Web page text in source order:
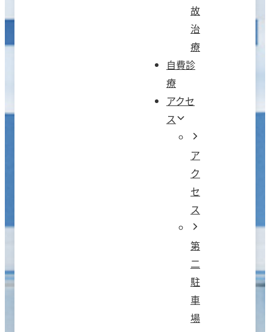
故
治
療
自費診
療
アクセ
ス
ア
ク
セ
ス
第
二
駐
車
場